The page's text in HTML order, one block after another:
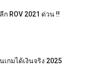
ROV 2021 ด่วน !!
เกมได้เงินจริง 2025